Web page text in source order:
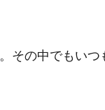
。その中でもい